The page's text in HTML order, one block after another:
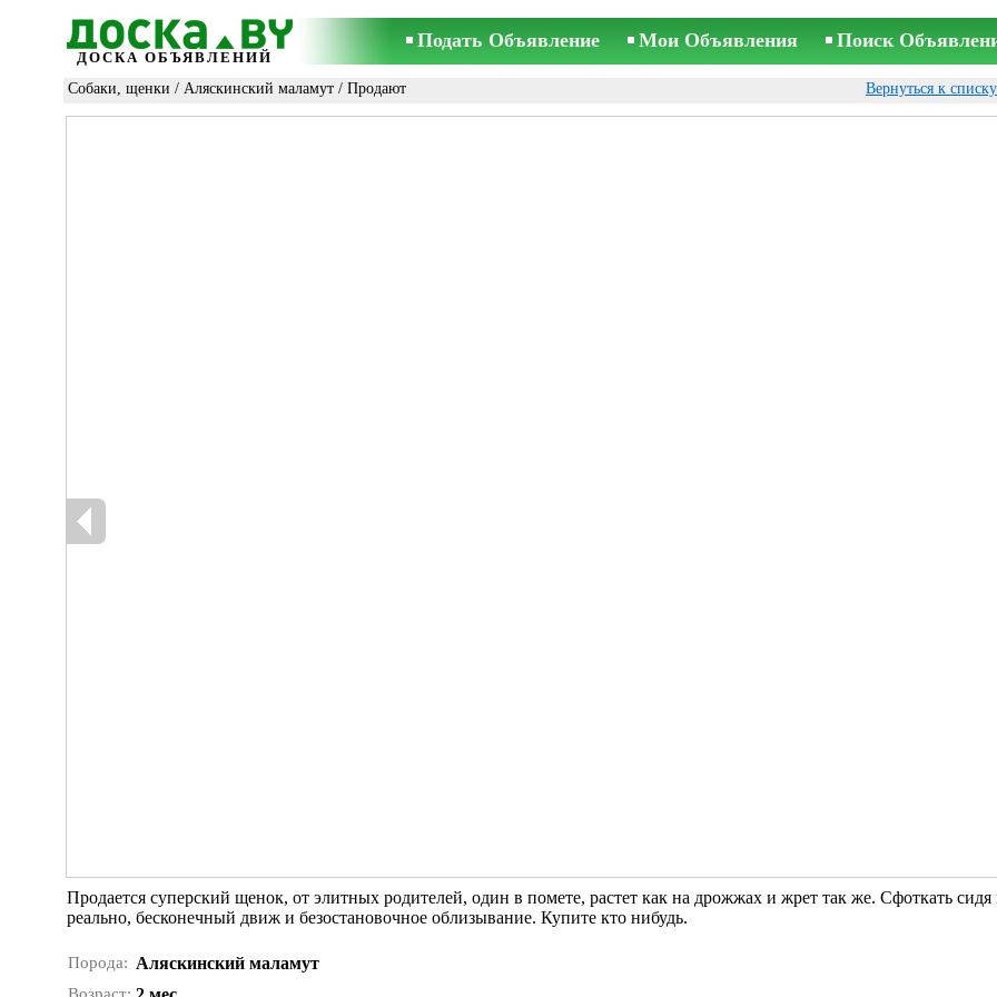
ДОСКА ОБЪЯВЛЕНИЙ
Подать Объявление Мои Объявления Поиск
Собаки, щенки / Аляскинский маламут / Продают Вернуться к
Продается суперский щенок, от элитных родителей, один в помете, растет как на дрожжах и жрет так же. Сфоткать сидя
реально, бесконечный движ и безостановочное облизывание. Купите кто нибудь.
Порода: Аляскинский маламут